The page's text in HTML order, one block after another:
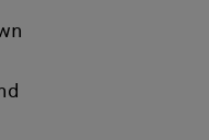
by Jean Nouvel Design